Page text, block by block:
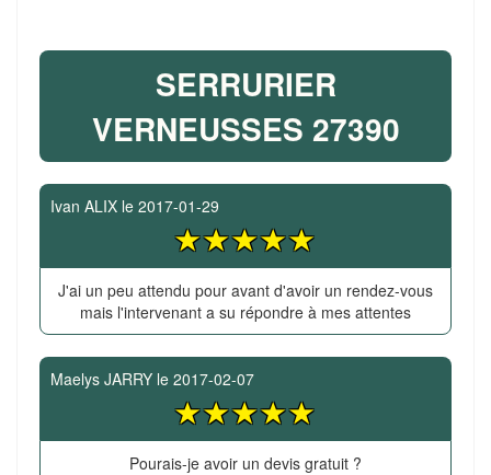
SERRURIER
VERNEUSSES 27390
Ivan ALIX le 2017-01-29
J'ai un peu attendu pour avant d'avoir un rendez-vous
mais l'intervenant a su répondre à mes attentes
Maelys JARRY le 2017-02-07
Pourais-je avoir un devis gratuit ?